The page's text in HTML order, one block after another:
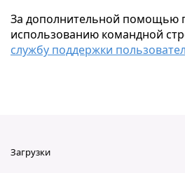
За дополнительной помощью
использованию командной
службу поддержки
Загрузки